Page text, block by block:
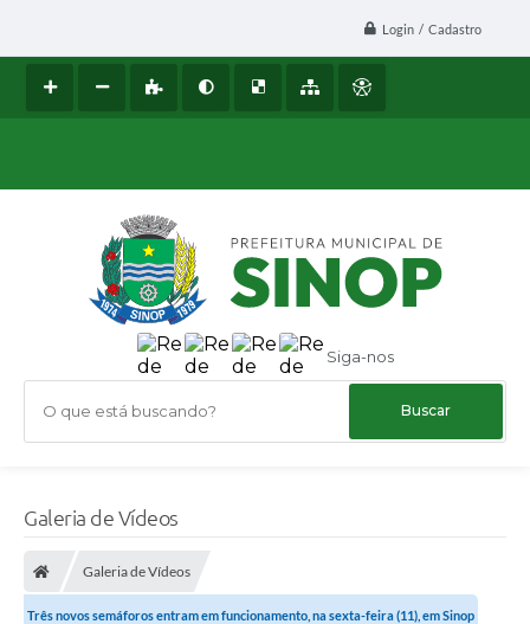
Login / Cadastro
Siga-nos
O que está buscando?
Galeria de Vídeos
Galeria de Vídeos
Três novos semáforos entram em funcionamento, na sexta-feira (11), em Sinop